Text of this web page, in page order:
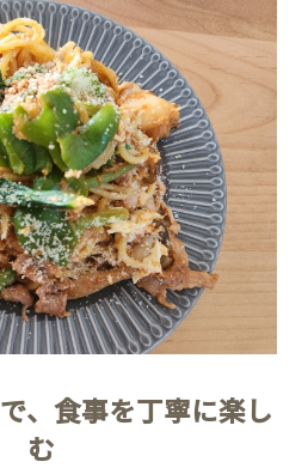
、食事を丁寧に楽し
む